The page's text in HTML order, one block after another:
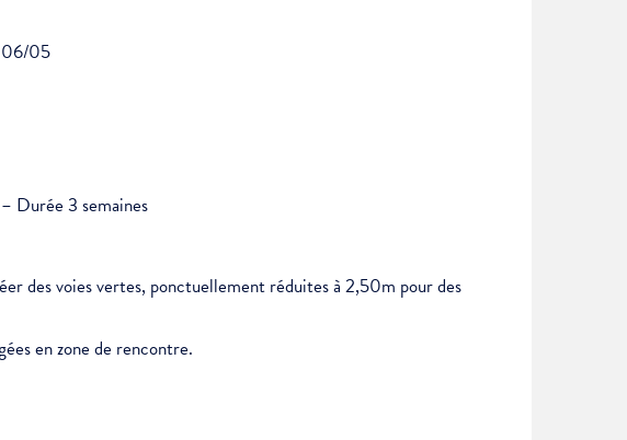
06/05
Durée 3 semaines
des voies vertes, ponctuellement réduites à 2,50m pour des
en zone de rencontre.